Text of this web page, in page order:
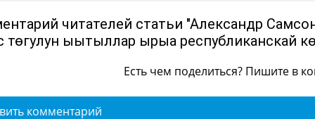
читателей статьи "Александр
төгулун ыытыллар ырыа республиканскай
Есть чем поделиться? Пишите в
комментарий